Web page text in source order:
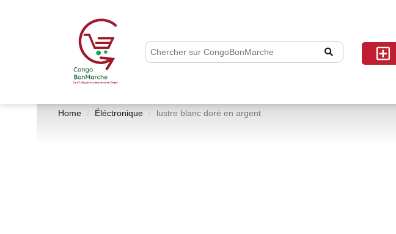
Home Éléctronique lustre blanc doré en argent